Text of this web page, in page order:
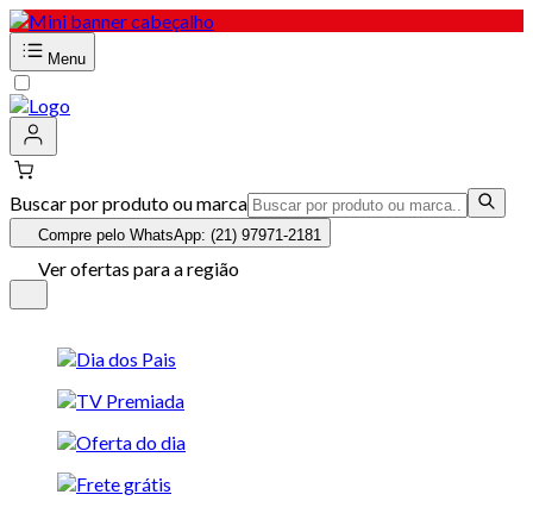
Menu
Buscar por produto ou marca
Compre pelo WhatsApp: (21) 97971-2181
Ver ofertas para a região